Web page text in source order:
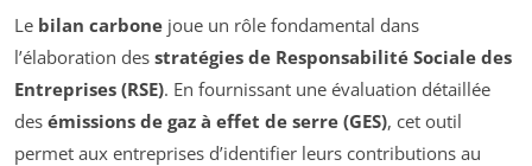
Le bilan carbone joue un rôle fondamental dans
l’élaboration des stratégies de Responsabilité Sociale des
Entreprises (RSE). En fournissant une évaluation détaillée
des émissions de gaz à effet de serre (GES), cet outil
permet aux entreprises d’identifier leurs contributions au